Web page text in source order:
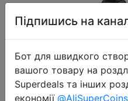
Підпишись на
Бот для швидкого
вашого товару на
Superdeals та інших
економії